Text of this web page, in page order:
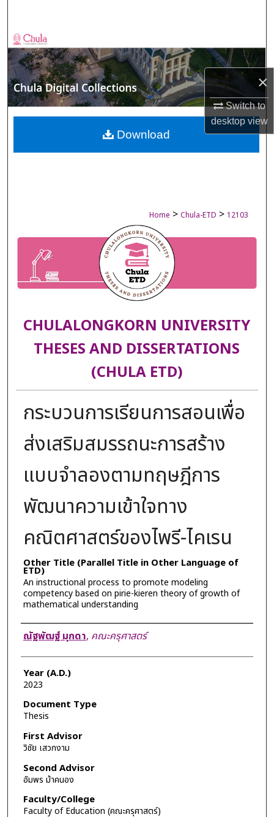
×
Switch to
desktopview
Browse Collections
My Account
About
Digital Commons Network™
Home > Chula-ETD > 12103
CHULALONGKORN UNIVERSITY
THESES AND DISSERTATIONS
(CHULA ETD)
กระบวนการเรียนการสอนเพื่อ
ส่งเสริมสมรรถนะการสร้าง
แบบจำลองตามทฤษฎีการ
พัฒนาความเข้าใจทาง
คณิตศาสตร์ของไพรี-ไคเรน
Other Title (Parallel Title in Other Language of
ETD)
An instructional process to promote modeling
competency based on pirie-kieren theory of growth of
mathematical understanding
Author
ณัฐพัฒฐ์ มุกดา, คณะครุศาสตร์
Year (A.D.)
2023
Document Type
Thesis
First Advisor
วิชัย เสวกงาม
Second Advisor
อัมพร ม้าคนอง
Faculty/College
Faculty of Education (คณะครุศาสตร์)
Download